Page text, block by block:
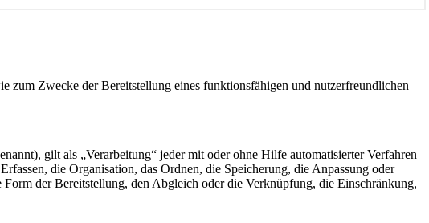
zum Zwecke der Bereitstellung eines funktionsfähigen und nutzerfreundlichen
gilt als „Verarbeitung“ jeder mit oder ohne Hilfe automatisierter Verfahren
die Organisation, das Ordnen, die Speicherung, die Anpassung oder
der Bereitstellung, den Abgleich oder die Verknüpfung, die Einschränkung,